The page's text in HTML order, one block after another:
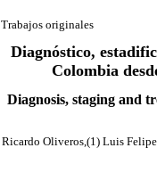
Trabajos originales
Diagnóstico,
Colombia
Diagnosis, staging and
Ricardo Oliveros,(1) Luis